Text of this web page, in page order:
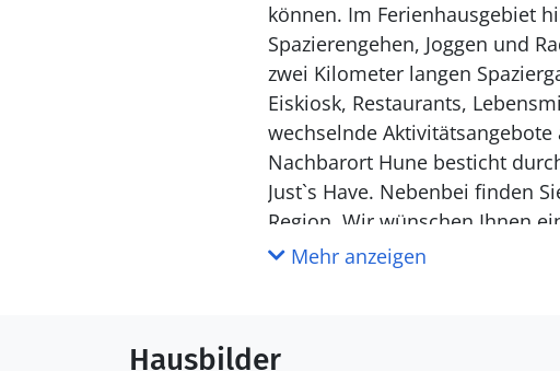
können. Im Ferienhausgebiet
Spazierengehen, Joggen und
zwei Kilometer langen
Eiskiosk, Restaurants,
wechselnde
Nachbarort Hune besticht
Just`s Have. Nebenbei finden
Region. Wir wünschen Ihnen
Mehr anzeigen
Hausbilder